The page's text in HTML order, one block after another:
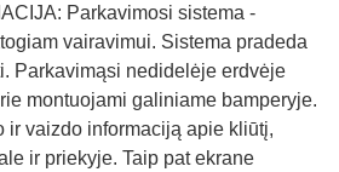
Parkavimosi sistema -
vairavimui. Sistema pradeda
Parkavimąsi nedidelėje erdvėje
montuojami galiniame bamperyje.
ir vaizdo informaciją apie kliūtį,
ir priekyje. Taip pat ekrane